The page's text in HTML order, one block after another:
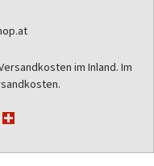
im Inland. Im